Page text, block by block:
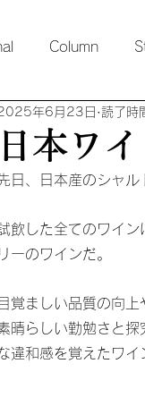
Column
日本ワ
年6月23日 読了時
日、日本産のシャ
飲した全てのワイ
リーのワインだ。
目覚ましい品質の向
晴らしい勤勉さと
違和感を覚えたワイ